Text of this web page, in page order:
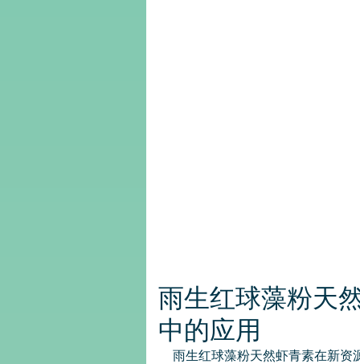
雨生红球藻粉天
中的应用
雨生红球藻粉天然虾青素在新资